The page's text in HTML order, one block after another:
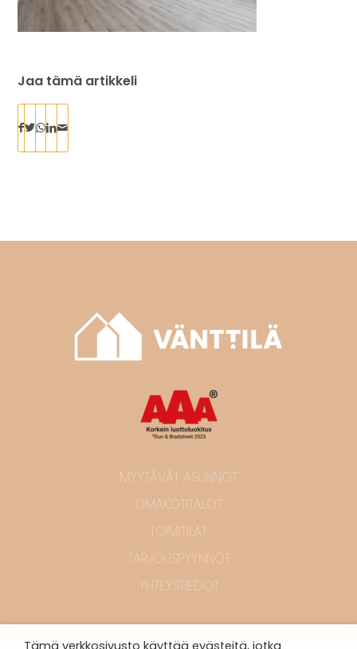
Jaa tämä artikkeli
MYYTÄVÄT ASUNNOT
OMAKOTITALOT
TOIMITILAT
TARJOUSPYYNNÖT
YHTEYSTIEDOT
Rakennusliike Vänttilä – Y-tunnus: 1833023-5 –
Tämä verkkosivusto käyttää evästeitä, jotka